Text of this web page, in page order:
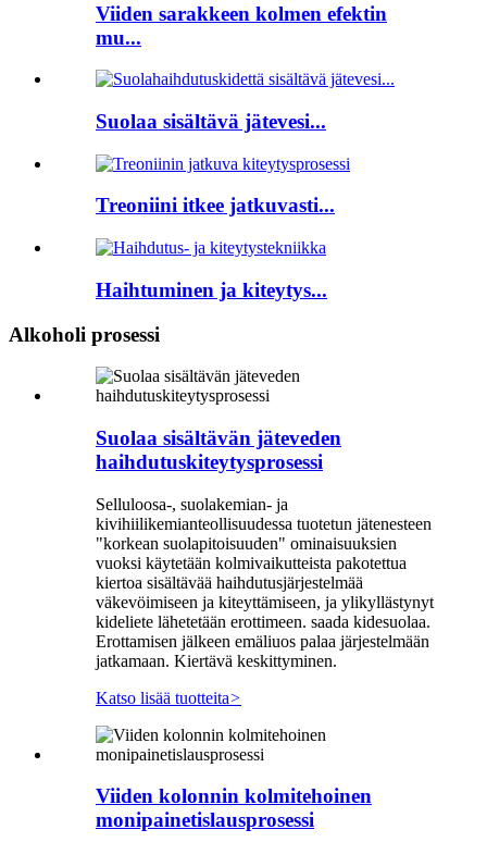
Viiden sarakkeen kolmen efektin
mu...
Suolaa sisältävä jätevesi...
Treoniini itkee jatkuvasti...
Haihtuminen ja kiteytys...
Alkoholi prosessi
Suolaa sisältävän jäteveden
haihdutuskiteytysprosessi
Selluloosa-, suolakemian- ja
kivihiilikemianteollisuudessa tuotetun jätenesteen
"korkean suolapitoisuuden" ominaisuuksien
vuoksi käytetään kolmivaikutteista pakotettua
kiertoa sisältävää haihdutusjärjestelmää
väkevöimiseen ja kiteyttämiseen, ja ylikyllästynyt
kideliete lähetetään erottimeen. saada kidesuolaa.
Erottamisen jälkeen emäliuos palaa järjestelmään
jatkamaan. Kiertävä keskittyminen.
Katso lisää tuotteita>
Viiden kolonnin kolmitehoinen
monipainetislausprosessi